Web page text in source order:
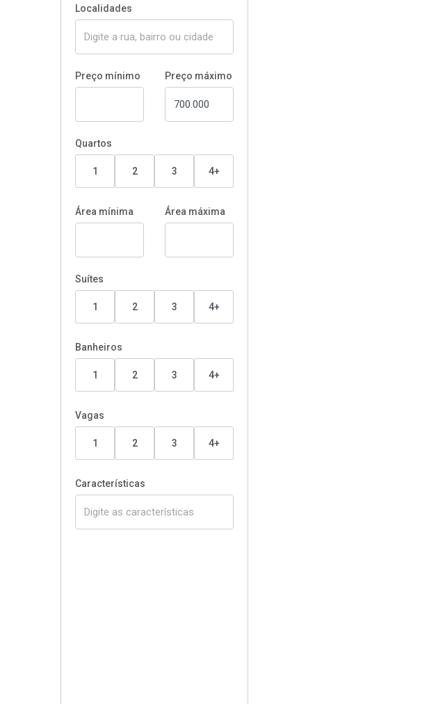
Localidades
Preço mínimo Preço máximo
Quartos
1 2 3 4+
Área mínima Área máxima
Suítes
1 2 3 4+
Banheiros
1 2 3 4+
Vagas
1 2 3 4+
Características